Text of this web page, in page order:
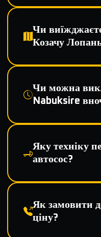
Чи
Козачу
Чи можна
Nabuksire
Яку техніку
автосос?
Як замовити
ціну?